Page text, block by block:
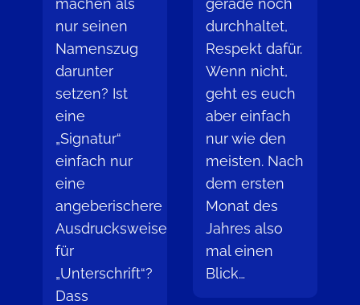
nur seinen
Namenszug
darunter
setzen? Ist
eine
„Signatur“
einfach nur
eine
angeberischere
Ausdrucksweise
für
„Unterschrift“?
Dass
durchhaltet,
Respekt dafür.
Wenn nicht,
geht es euch
aber einfach
nur wie den
meisten. Nach
dem ersten
Monat des
Jahres also
mal einen
Blick…